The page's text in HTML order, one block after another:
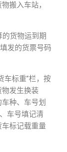
搬入车站，
的货物运到期
发的货票号码
车标重”栏，按
发生换装
种、车号划
车号填记清
标记载重量